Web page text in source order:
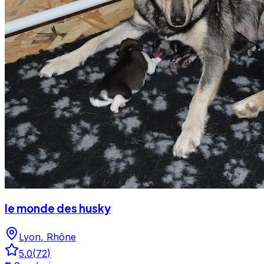
le monde des husky
Lyon, Rhône
5.0(72)